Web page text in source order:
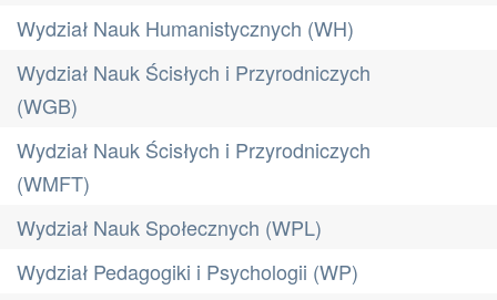
Wydział Nauk Humanistycznych (WH)
Wydział Nauk Ścisłych i Przyrodniczych
(WGB)
Wydział Nauk Ścisłych i Przyrodniczych
(WMFT)
Wydział Nauk Społecznych (WPL)
Wydział Pedagogiki i Psychologii (WP)